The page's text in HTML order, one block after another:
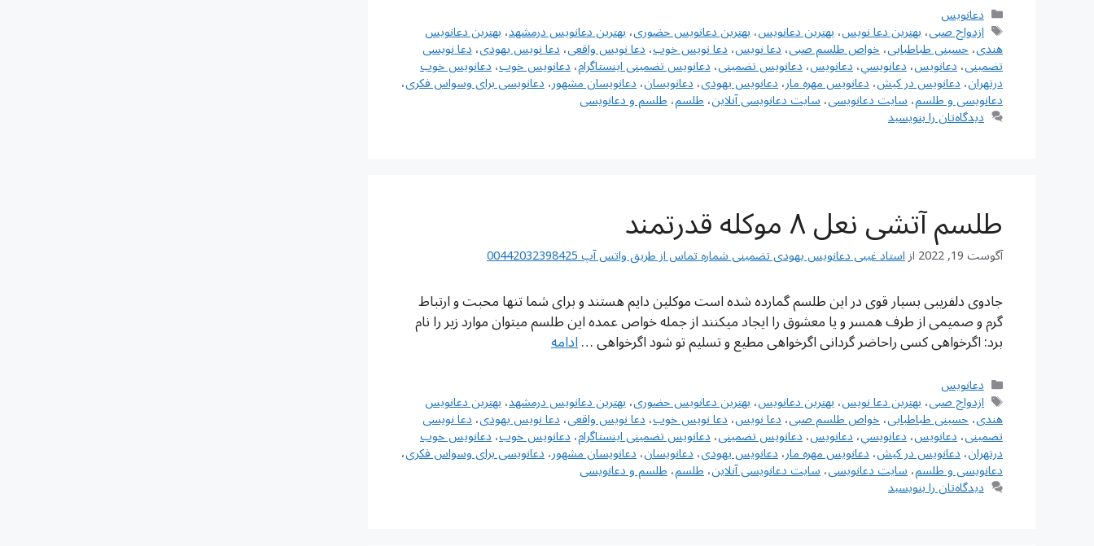
دسته‌ها
دعانویس
برچسب‌ها
ازدواج صبی،بهترین دعا نویس،بهترین دعانویس،بهترین دعانویس حضوری،بهترین دعانویس درمشهد،بهترین دعانویس
هندی،حسینی طباطبایی،خواص طلسم صبی،دعا نویس،دعا نویس خوب،دعا نویس واقعی،دعا نویس یهودی،دعا نویسی
تضمینی،دعانويس،دعانويسي،دعانویس،دعانویس تضمینی،دعانویس تضمینی اینستاگرام،دعانویس خوب،دعانویس خوب
درتهران،دعانویس در کیش،دعانویس مهره مار،دعانویس یهودی،دعانویسان،دعانویسان مشهور،دعانویسی برای وسواس فکری،
دعانویسی و طلسم،سایت دعانویسی،سایت دعانویسی آنلاین،طلسم،طلسم و دعانویسی
دیدگاه‌تان را بنویسید
طلسم آتشی نعل ۸ موکله قدرتمند
آگوست 19, 2022 ازاستاد غیبی دعانویس یهودی تضمینی شماره تماس از طریق واتس آپ 00442032398425
جادوی دلفریبی بسیار قوی در این طلسم گمارده شده است موکلین دایم هستند و برای شما تنها محبت و ارتباط
گرم و صمیمی از طرف همسر و یا معشوق را ایجاد میکنند از جمله خواص عمده این طلسم میتوان موارد زیر را نام
برد: اگرخواهی کسی راحاضر گردانی اگرخواهی مطیع و تسلیم تو شود اگرخواهی …ادامه
دسته‌ها
دعانویس
برچسب‌ها
ازدواج صبی،بهترین دعا نویس،بهترین دعانویس،بهترین دعانویس حضوری،بهترین دعانویس درمشهد،بهترین دعانویس
هندی،حسینی طباطبایی،خواص طلسم صبی،دعا نویس،دعا نویس خوب،دعا نویس واقعی،دعا نویس یهودی،دعا نویسی
تضمینی،دعانويس،دعانويسي،دعانویس،دعانویس تضمینی،دعانویس تضمینی اینستاگرام،دعانویس خوب،دعانویس خوب
درتهران،دعانویس در کیش،دعانویس مهره مار،دعانویس یهودی،دعانویسان،دعانویسان مشهور،دعانویسی برای وسواس فکری،
دعانویسی و طلسم،سایت دعانویسی،سایت دعانویسی آنلاین،طلسم،طلسم و دعانویسی
دیدگاه‌تان را بنویسید